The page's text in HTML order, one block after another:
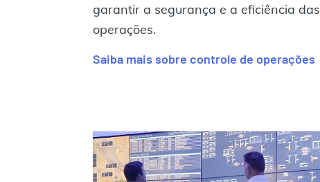
garantir a segurança e a eficiência das
operações.
Saiba mais sobre controle de operações